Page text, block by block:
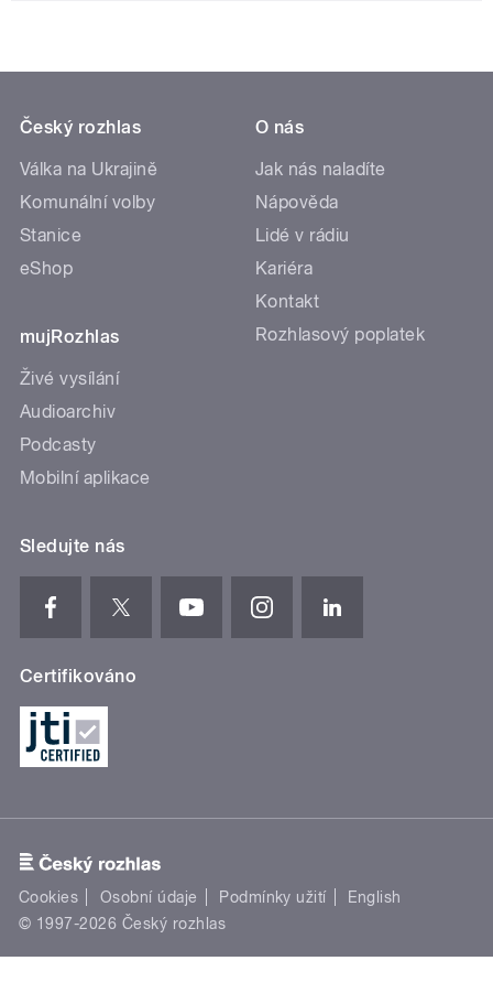
Český rozhlas
Válka na Ukrajině
Komunální volby
Stanice
eShop
mujRozhlas
Živé vysílání
Audioarchiv
Podcasty
Mobilní aplikace
O nás
Jak nás naladíte
Nápověda
Lidé v rádiu
Kariéra
Kontakt
Rozhlasový poplatek
Sledujte nás
Certifikováno
Cookies Osobní údaje Podmínky užití
English
© 1997-2026 Český rozhlas